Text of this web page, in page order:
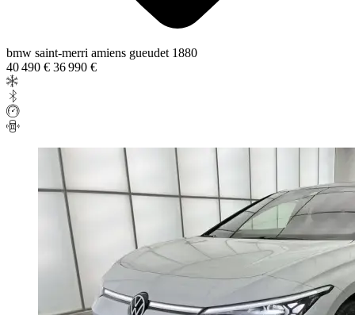
bmw saint-merri amiens gueudet 1880
40 490 € 36 990 €